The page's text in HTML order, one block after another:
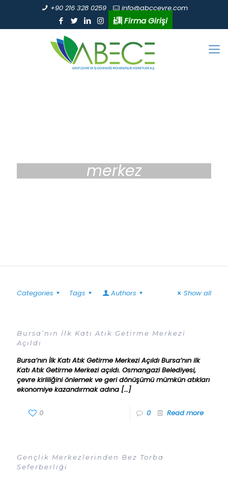
+90 216 328 0259 info@abccevre.com
Firma Girişi
merkez
Categories Tags Authors Show all
Bursa’nın İlk Katı Atık Getirme Merkezi
Açıldı
Bursa’nın İlk Katı Atık Getirme Merkezi Açıldı Bursa’nın ilk
Katı Atık Getirme Merkezi açıldı. Osmangazi Belediyesi,
çevre kirliliğini önlemek ve geri dönüşümü mümkün atıkları
ekonomiye kazandırmak adına […]
0 0 Read more
Gençlik Merkezlerinden Bez Torba
Seferberliği